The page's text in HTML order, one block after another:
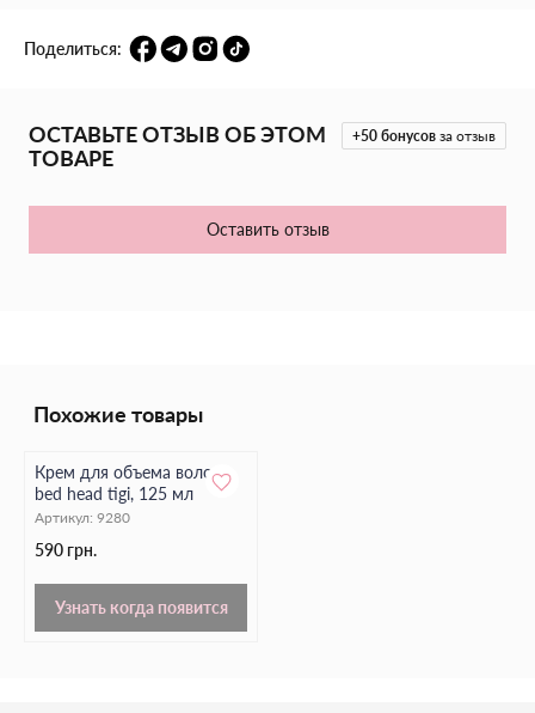
блестящими и сияющими. Теперь можете забыть об
нескольких часов.
Поделиться:
+50 бонусов за отзыв
ОСТАВЬТЕ ОТЗЫВ ОБ ЭТОМ
ТОВАРЕ
Оставить отзыв
Похожие товары
Крем для объема волос
bed head tigi, 125 мл
Артикул: 9280
590 грн.
Узнать когда появится